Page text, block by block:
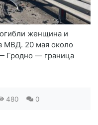
женщина и
МВД. 20 мая около
Гродно — граница
480 0